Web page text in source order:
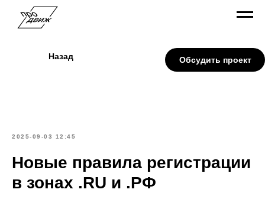
Назад Обсудить проект
2025-09-03 12:45
Новые правила регистрации
в зонах .RU и .РФ